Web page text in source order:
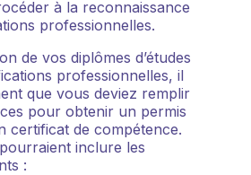
à la reconnaissance
professionnelles.
de vos diplômes d’études
professionnelles, il
que vous deviez remplir
pour obtenir un permis
certificat de compétence.
inclure les
: